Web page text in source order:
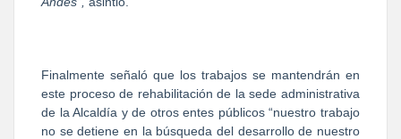
Finalmente señaló que los trabajos se mantendrán en
este proceso de rehabilitación de la sede administrativa
de la Alcaldía y de otros entes públicos “nuestro trabajo
no se detiene en la búsqueda del desarrollo de nuestro